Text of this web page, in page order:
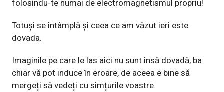
folosindu-te numai de electromagnetismul propriu!
Totuși se întâmplă și ceea ce am văzut ieri este
dovada.
Imaginile pe care le las aici nu sunt însă dovadă, ba
chiar vă pot induce în eroare, de aceea e bine să
mergeți să vedeți cu simțurile voastre.